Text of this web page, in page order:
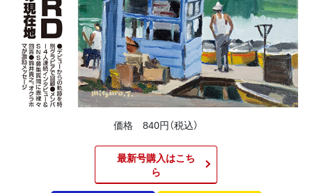
価格 840円（税込）
最新号購入はこち
ら​